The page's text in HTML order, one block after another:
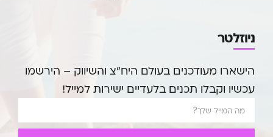
ניוזלטר
הישארו מעודכנים בעולם היח”צ והשיווק – הירשמו
עכשיו וקבלו תכנים בלעדיים ישירות למייל!